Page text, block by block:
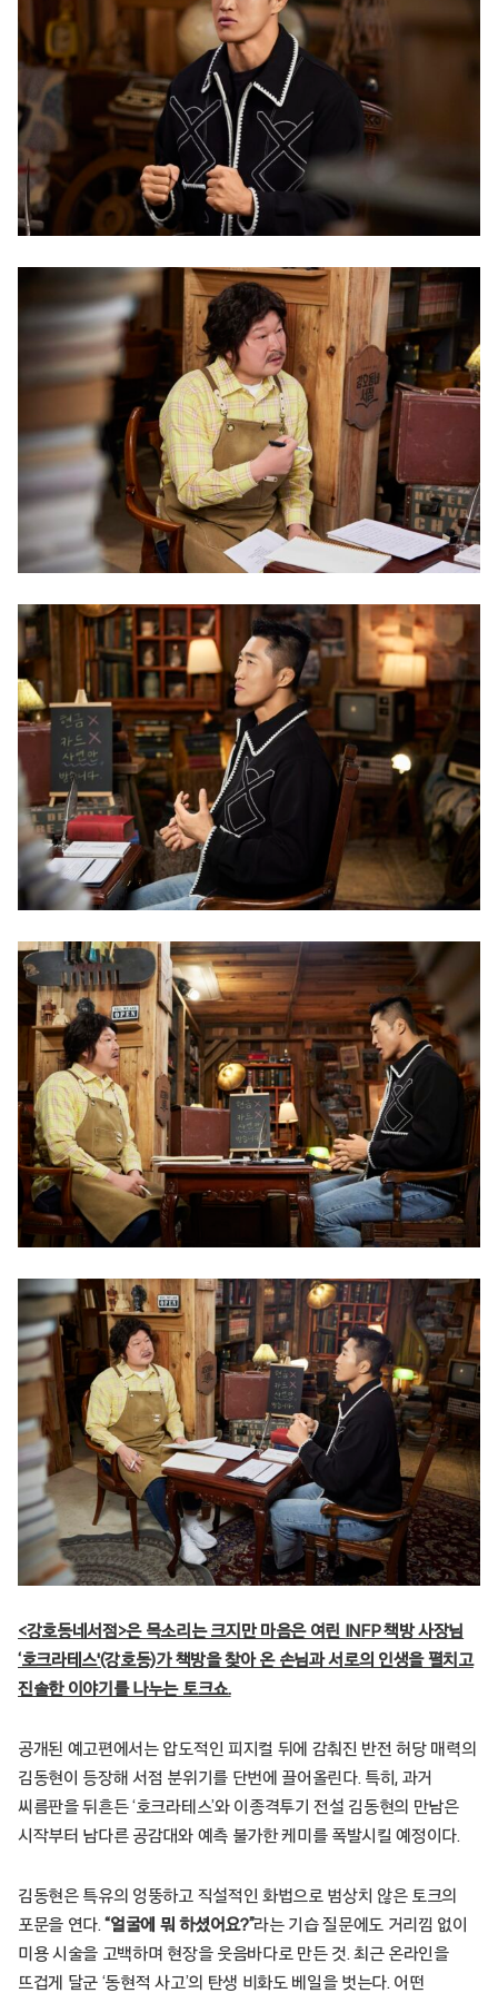
<강호동네서점>은 목소리는 크지만 마음은 여린 INFP 책방 사장님
‘호크라테스'(강호동)가 책방을 찾아 온 손님과 서로의 인생을 펼치고
진솔한 이야기를 나누는 토크쇼.
공개된 예고편에서는 압도적인 피지컬 뒤에 감춰진 반전 허당 매력의
김동현이 등장해 서점 분위기를 단번에 끌어올린다. 특히, 과거
씨름판을 뒤흔든 ‘호크라테스’와 이종격투기 전설 김동현의 만남은
시작부터 남다른 공감대와 예측 불가한 케미를 폭발시킬 예정이다.
김동현은 특유의 엉뚱하고 직설적인 화법으로 범상치 않은 토크의
포문을 연다.“얼굴에 뭐 하셨어요?”라는 기습 질문에도 거리낌 없이
미용 시술을 고백하며 현장을 웃음바다로 만든 것. 최근 온라인을
뜨겁게 달군 ‘동현적 사고’의 탄생 비화도 베일을 벗는다. 어떤